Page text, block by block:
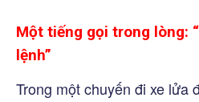
Một tiếng gọi trong lòng:
lệnh”
Trong một chuyến đi xe lửa